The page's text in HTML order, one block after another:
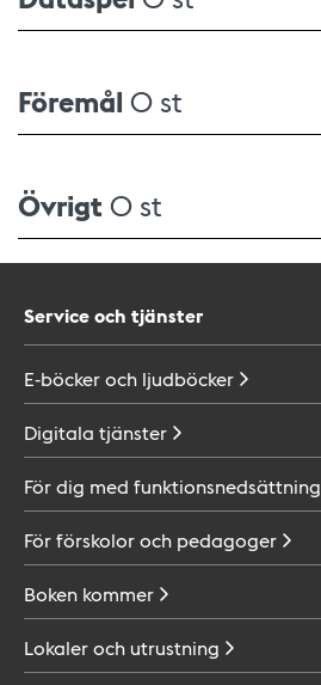
Föremål 0 st
Övrigt 0 st
Service och tjänster
E-böcker och ljudböcker
Digitala tjänster
För dig med funktionsnedsättning
För förskolor och pedagoger
Boken kommer
Lokaler och utrustning